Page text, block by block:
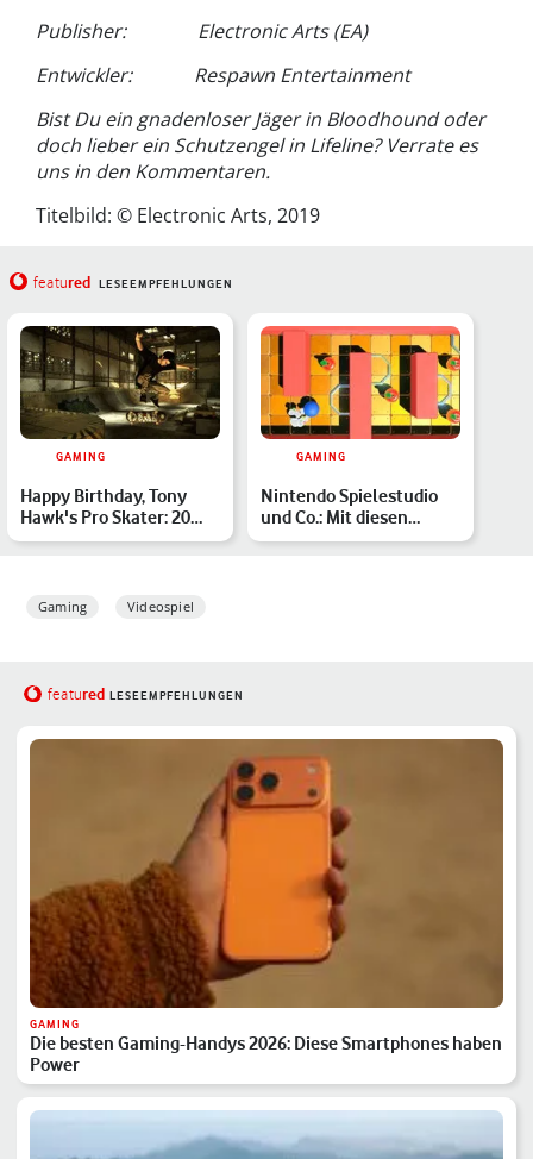
Publisher: Electronic Arts (EA)
Entwickler: Respawn Entertainment
Bist Du ein gnadenloser Jäger in Bloodhound oder
doch lieber ein Schutzengel in Lifeline? Verrate es
uns in den Kommentaren.
Titelbild: © Electronic Arts, 2019
featured LESEEMPFEHLUNGEN
GAMING
Happy Birthday, Tony
Hawk's Pro Skater: 20
Jahre Skateboard-Kult …
GAMING
Nintendo Spielestudio
und Co.: Mit diesen
Game-Baukästen
Gaming Videospiel
featured LESEEMPFEHLUNGEN
GAMING
Die besten Gaming-Handys 2026: Diese Smartphones haben
Power